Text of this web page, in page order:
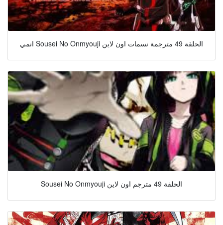
انمي Sousei No Onmyouji الحلقة 49 مترجمة نسمات اون لاين
Sousei No Onmyouji الحلقة 49 مترجم اون لاين